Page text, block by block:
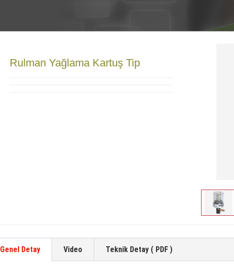
Rulman Yağlama Kartuş Tip
Genel Detay Video Teknik Detay ( PDF )